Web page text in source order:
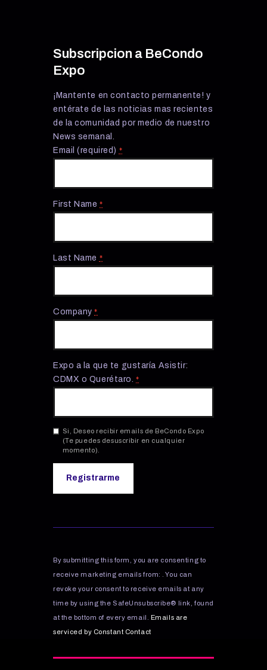
Subscripcion a BeCondo
Expo
¡Mantente en contacto permanente! y
entérate de las noticias mas recientes
de la comunidad por medio de nuestro
News semanal.
Email (required) *
First Name*
Last Name *
Company*
Expo a la que te gustaría Asistir:
CDMX o Querétaro.*
Si, Deseo recibir emails de BeCondo Expo
(Te puedes desuscribir en cualquier
momento).
t
a
n
t
C
o
t
By submitting this form, you are consenting to
receive marketing emails from: . You can
revoke your consent to receive emails at any
time by using the SafeUnsubscribe® link, found
at the bottom of every email. Emails are
serviced by Constant Contact